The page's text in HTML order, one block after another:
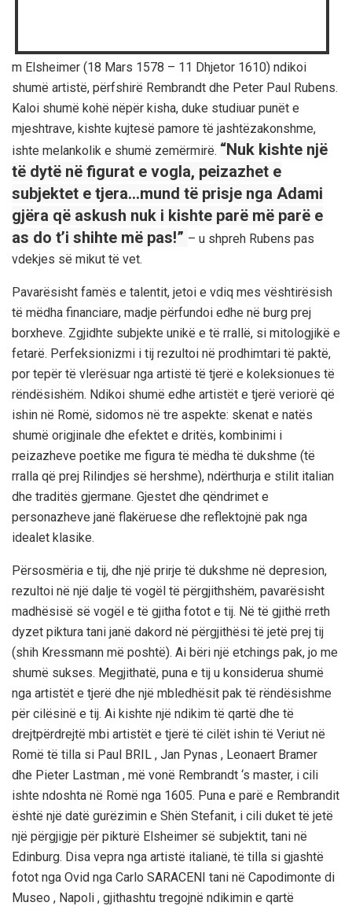
m Elsheimer (18 Mars 1578 – 11 Dhjetor 1610) ndikoi
shumë artistë, përfshirë Rembrandt dhe Peter Paul Rubens.
Kaloi shumë kohë nëpër kisha, duke studiuar punët e
mjeshtrave, kishte kujtesë pamore të jashtëzakonshme,
ishte melankolik e shumë zemërmirë. “Nuk kishte një
të dytë në figurat e vogla, peizazhet e
subjektet e tjera…mund të prisje nga Adami
gjëra që askush nuk i kishte parë më parë e
as do t’i shihte më pas!” – u shpreh Rubens pas
vdekjes së mikut të vet.
Pavarësisht famës e talentit, jetoi e vdiq mes vështirësish
të mëdha financiare, madje përfundoi edhe në burg prej
borxheve. Zgjidhte subjekte unikë e të rrallë, si mitologjikë e
fetarë. Perfeksionizmi i tij rezultoi në prodhimtari të paktë,
por tepër të vlerësuar nga artistë të tjerë e koleksionues të
rëndësishëm. Ndikoi shumë edhe artistët e tjerë veriorë që
ishin në Romë, sidomos në tre aspekte: skenat e natës
shumë origjinale dhe efektet e dritës, kombinimi i
peizazheve poetike me figura të mëdha të dukshme (të
rralla që prej Rilindjes së hershme), ndërthurja e stilit italian
dhe traditës gjermane. Gjestet dhe qëndrimet e
personazheve janë flakëruese dhe reflektojnë pak nga
idealet klasike.
Përsosmëria e tij, dhe një prirje të dukshme në depresion,
rezultoi në një dalje të vogël të përgjithshëm, pavarësisht
madhësisë së vogël e të gjitha fotot e tij. Në të gjithë rreth
dyzet piktura tani janë dakord në përgjithësi të jetë prej tij
(shih Kressmann më poshtë). Ai bëri një etchings pak, jo me
shumë sukses. Megjithatë, puna e tij u konsiderua shumë
nga artistët e tjerë dhe një mbledhësit pak të rëndësishme
për cilësinë e tij. Ai kishte një ndikim të qartë dhe të
drejtpërdrejtë mbi artistët e tjerë të cilët ishin të Veriut në
Romë të tilla si Paul BRIL , Jan Pynas , Leonaert Bramer
dhe Pieter Lastman , më vonë Rembrandt ‘s master, i cili
ishte ndoshta në Romë nga 1605. Puna e parë e Rembrandit
është një datë gurëzimin e Shën Stefanit, i cili duket të jetë
një përgjigje për pikturë Elsheimer së subjektit, tani në
Edinburg. Disa vepra nga artistë italianë, të tilla si gjashtë
fotot nga Ovid nga Carlo SARACENI tani në Capodimonte di
Museo , Napoli , gjithashtu tregojnë ndikimin e qartë